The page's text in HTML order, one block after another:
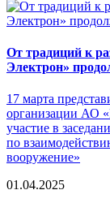
От традиций к
Электрон»
17 марта
организации АО
участие в
по
вооружение»
01.04.2025